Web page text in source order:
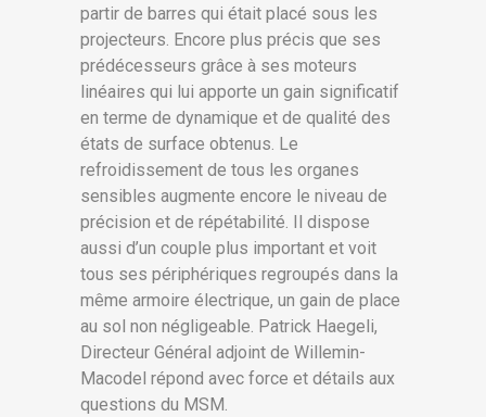
partir de barres qui était placé sous les
projecteurs. Encore plus précis que ses
prédécesseurs grâce à ses moteurs
linéaires qui lui apporte un gain significatif
en terme de dynamique et de qualité des
états de surface obtenus. Le
refroidissement de tous les organes
sensibles augmente encore le niveau de
précision et de répétabilité. Il dispose
aussi d’un couple plus important et voit
tous ses périphériques regroupés dans la
même armoire électrique, un gain de place
au sol non négligeable. Patrick Haegeli,
Directeur Général adjoint de Willemin-
Macodel répond avec force et détails aux
questions du MSM.